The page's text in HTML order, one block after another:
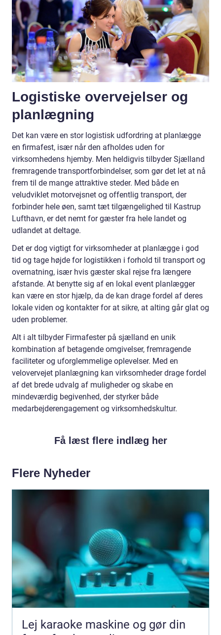
Logistiske overvejelser og
planlægning
Det kan være en stor logistisk udfordring at planlægge
en firmafest, især når den afholdes uden for
virksomhedens hjemby. Men heldigvis tilbyder Sjælland
fremragende transportforbindelser, som gør det let at nå
frem til de mange attraktive steder. Med både en
veludviklet motorvejsnet og offentlig transport, der
forbinder hele øen, samt tæt tilgængelighed til Kastrup
Lufthavn, er det nemt for gæster fra hele landet og
udlandet at deltage.
Det er dog vigtigt for virksomheder at planlægge i god
tid og tage højde for logistikken i forhold til transport og
overnatning, især hvis gæster skal rejse fra længere
afstande. At benytte sig af en lokal event planlægger
kan være en stor hjælp, da de kan drage fordel af deres
lokale viden og kontakter for at sikre, at alting går glat og
uden problemer.
Alt i alt tilbyder Firmafester på sjælland en unik
kombination af betagende omgivelser, fremragende
faciliteter og uforglemmelige oplevelser. Med en
velovervejet planlægning kan virksomheder drage fordel
af det brede udvalg af muligheder og skabe en
mindeværdig begivenhed, der styrker både
medarbejderengagement og virksomhedskultur.
Få læst flere indlæg her
Flere Nyheder
Lej karaoke maskine og gør din